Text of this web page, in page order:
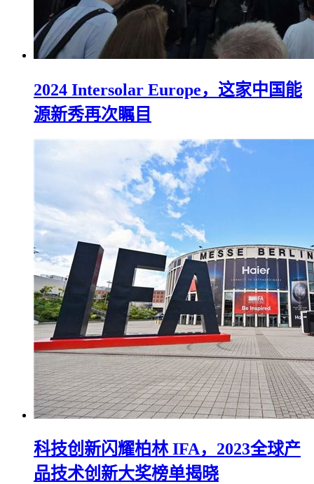
2024 Intersolar Europe，这家中国能
源新秀再次瞩目
科技创新闪耀柏林 IFA，2023全球产
品技术创新大奖榜单揭晓